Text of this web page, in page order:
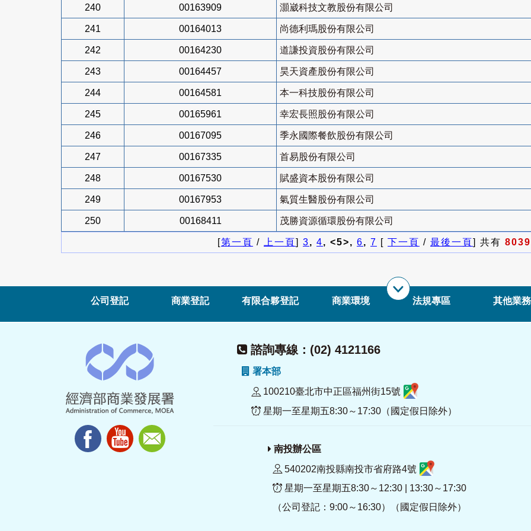
240 00163909 灝崴科技文教股份有限公司
241 00164013 尚德利瑪股份有限公司
242 00164230 道謙投資股份有限公司
243 00164457 昊天資產股份有限公司
244 00164581 本一科技股份有限公司
245 00165961 幸宏長照股份有限公司
246 00167095 季永國際餐飲股份有限公司
247 00167335 首易股份有限公司
248 00167530 賦盛資本股份有限公司
249 00167953 氣質生醫股份有限公司
250 00168411 茂勝資源循環股份有限公司
[第一頁 / 上一頁] 3, 4, <5>, 6, 7 [ 下一頁 / 最後一頁] 共有 8039
公司登記 商業登記 有限合夥登記 商業環境 法規專區 其他業務
諮詢專線：(02) 4121166
署本部
100210臺北市中正區福州街15號
星期一至星期五8:30～17:30（國定假日除外）
南投辦公區
540202南投縣南投市省府路4號
星期一至星期五8:30～12:30 | 13:30～17:30
（公司登記：9:00～16:30）（國定假日除外）